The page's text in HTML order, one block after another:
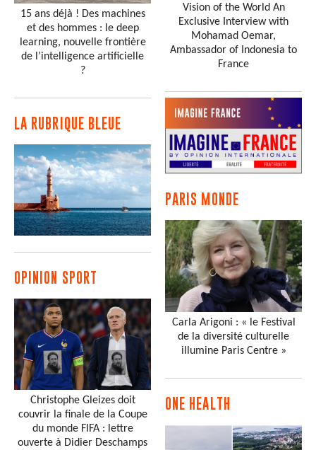
15 ans déjà ! Des machines
et des hommes : le deep
learning, nouvelle frontière
de l’intelligence artificielle
?
LA RUBRIQUE BLEUE
OPINION SPORT
Christophe Gleizes doit
couvrir la finale de la Coupe
du monde FIFA : lettre
ouverte à Didier Deschamps
Vision of the World An
Exclusive Interview with
Mohamad Oemar,
Ambassador of Indonesia to
France
PARIS MONDE
Carla Arigoni : « le Festival
de la diversité culturelle
illumine Paris Centre »
ONE HEALTH